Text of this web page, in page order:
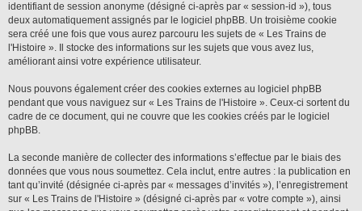
identifiant de session anonyme (désigné ci-après par « session-id »), tous
deux automatiquement assignés par le logiciel phpBB. Un troisième cookie
sera créé une fois que vous aurez parcouru les sujets de « Les Trains de
l'Histoire ». Il stocke des informations sur les sujets que vous avez lus,
améliorant ainsi votre expérience utilisateur.
Nous pouvons également créer des cookies externes au logiciel phpBB
pendant que vous naviguez sur « Les Trains de l'Histoire ». Ceux-ci sortent du
cadre de ce document, qui ne couvre que les cookies créés par le logiciel
phpBB.
La seconde manière de collecter des informations s’effectue par le biais des
données que vous nous soumettez. Cela inclut, entre autres : la publication en
tant qu’invité (désignée ci-après par « messages d’invités »), l’enregistrement
sur « Les Trains de l'Histoire » (désigné ci-après par « votre compte »), ainsi